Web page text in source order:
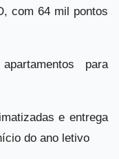
com 64 mil pontos
para
e entrega
do ano letivo